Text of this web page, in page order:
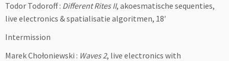
Todor Todoroff : Different Rites II, akoesmatische sequenties,
live electronics & spatialisatie algoritmen, 18′
Intermission
Marek Chołoniewski : Waves 2, live electronics with